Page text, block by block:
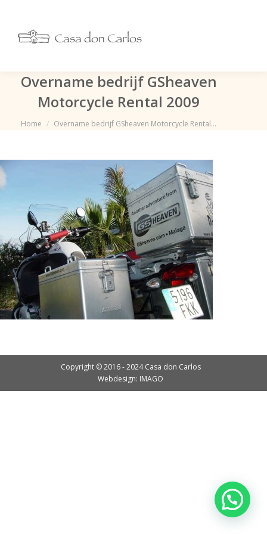
Overname bedrijf GSheaven
Motorcycle Rental 2009
Je bent hier:
Home Overname bedrijf GSheaven Motorcycle Rental…
Copyright © 2016 - 2024 Casa don Carlos
Webdesign: IMAGO